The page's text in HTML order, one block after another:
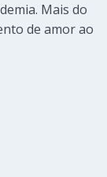
Mais do
de amor ao